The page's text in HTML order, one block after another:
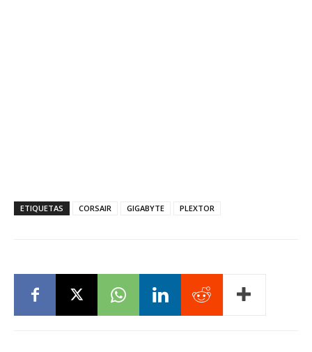
ETIQUETAS CORSAIR GIGABYTE PLEXTOR